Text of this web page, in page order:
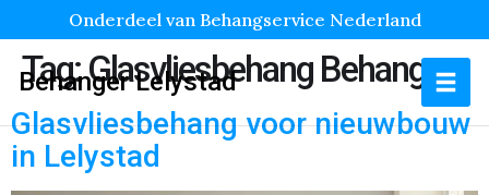
Onderdeel van Behangservice Nederland
Behanger Lelystad
Tag:Glasvliesbehang Behanger
Glasvliesbehang voor nieuwbouw
in Lelystad